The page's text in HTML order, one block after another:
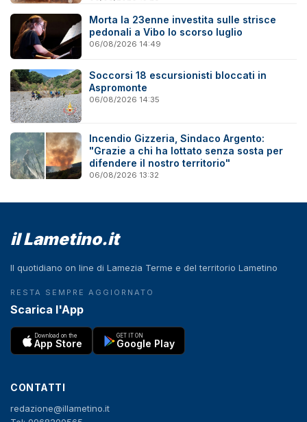
Morta la 23enne investita sulle strisce
pedonali a Vibo lo scorso luglio
06/08/2026 14:49
Soccorsi 18 escursionisti bloccati in
Aspromonte
06/08/2026 14:35
Incendio Gizzeria, Sindaco Argento:
"Grazie a chi ha lottato senza sosta per
difendere il nostro territorio"
06/08/2026 13:32
il Lametino.it
Il quotidiano on line di Lamezia Terme e del territorio Lametino
RESTA SEMPRE AGGIORNATO
Scarica l'App
Download on the
App Store
GET IT ON
Google Play
CONTATTI
redazione@illametino.it